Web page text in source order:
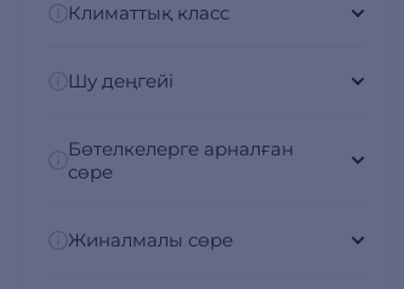
Климаттық класс
Шу деңгейі
Бөтелкелерге арналған
сөре
Жиналмалы сөре